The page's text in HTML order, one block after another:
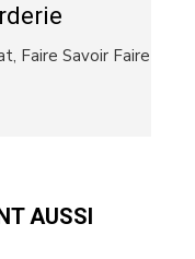
Faire Savoir Faire
AUSSI